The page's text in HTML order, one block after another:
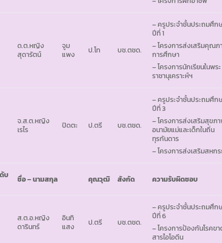
ด.ต.หญิง
สุดารัตน์
จูม
แพง
ป.โท บช.ตชด.
– ครูประจำชั้นประถมศึก
ปีที่ 1
– โครงการส่งเสริมคุณ
การศึกษา
– โครงการนักเรียนในพระ
ราชานุเคราะห์ฯ
จ.ส.ต.หญิง
เรไร
ปิดตะ ป.ตรี บช.ตชด.
– ครูประจำชั้นประถมศึก
ปีที่ 3
– โครงการส่งเสริมสุขภ
อนามัยแม่และเด็กในถิ่น
ทุรกันดาร
– โครงการส่งเสริมสหก
บ ชื่อ – นามสกุล คุณวุฒิ สังกัด ความรับผิดชอบ
ส.ต.อ.หญิง
ดารินทร์
อินทิ
แสง
ป.ตรี บช.ตชด.
– ครูประจำชั้นประถมศึก
ปีที่ 6
– โครงการป้องกันโรคข
สารไอโอดีน